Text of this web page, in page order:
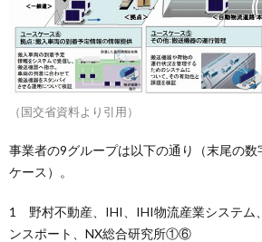
（国交省資料より引用）
事業者の9グループは以下の通り（末尾の数
ケース）。
1 野村不動産、IHI、IHI物流産業システム
ンスポート、NX総合研究所①⑥